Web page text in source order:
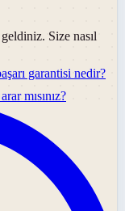
Size nasıl
garantisi nedir?
mısınız?